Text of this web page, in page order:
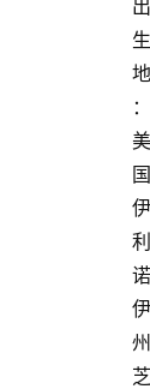
出
生
地
：
美
国
伊
利
诺
伊
州
芝